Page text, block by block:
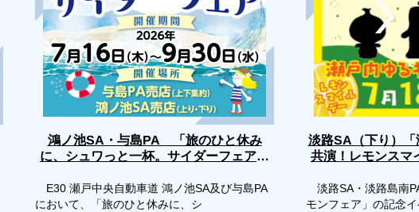
鴻ノ池SA・与島PA 「旅のひと休み
に、シュワっと一杯。サイダーフェア」
E30 瀬戸中央自動車道 鴻ノ池SA及び与島PA
において、「旅のひと休みに、シ
淡路SA（下り）
共演！レモンスマ
淡路SA・淡路島南
モンフェア」の記念